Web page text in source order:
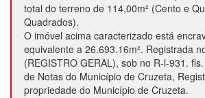
total do terreno de 114,00m² (Cento e
Quadrados).
O imóvel acima caracterizado está
equivalente a 26.693.16m². Registrada
(REGISTRO GERAL), sob no R-l-931.
de Notas do Município de Cruzeta,
propriedade do Município de Cruzeta.